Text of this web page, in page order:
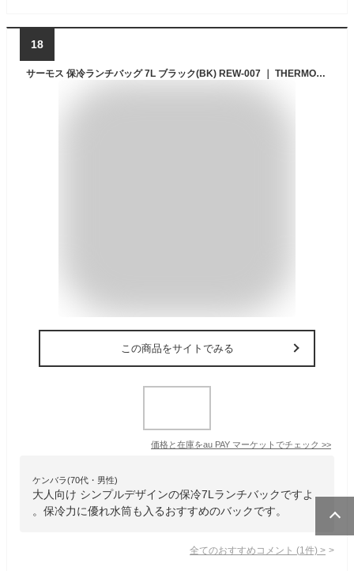
18
サーモス 保冷ランチバッグ 7L ブラック(BK) REW-007 ｜ THERMOS 弁当 バッグ おしゃれ 無地 シンプル
この商品をサイトでみる
価格と在庫をau PAY マーケット でチェック >>
ケンバラ(70代・男性)
大人向け シンプルデザインの保冷7Lランチバックですよ
。保冷力に優れ水筒も入るおすすめのバックです。
全てのおすすめコメント (1 件) >